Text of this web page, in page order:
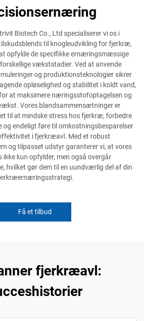
Biotech Co., Ltd specialiserer vi os i
til knogleudvikling for fjerkræ,
opfylde de specifikke ernæringsmæssige
vækststadier. Ved at anvende
og produktionsteknologier sikrer
opløselighed og stabilitet i koldt vand,
at maksimere næringsstofoptagelsen og
Vores blandsammensætninger er
til at mindske stress hos fjerkræ, forbedre
og endeligt føre til omkostningsbesparelser
i fjerkræavl. Med et robust
og tilpasset udstyr garanterer vi, at vores
ikke kun opfylder, men også overgår
hvilket gør dem til en uundværlig del af din
Få et tilbud
fjerkræavl: